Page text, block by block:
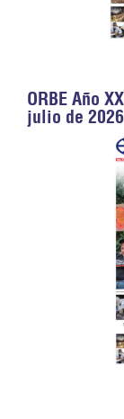
ORBE Año
julio de 2026